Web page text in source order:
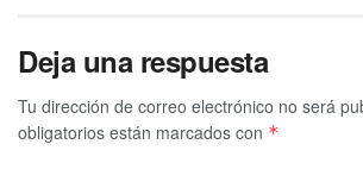
Deja una respuesta
Tu dirección de correo electrónico no será
obligatorios están marcados con *